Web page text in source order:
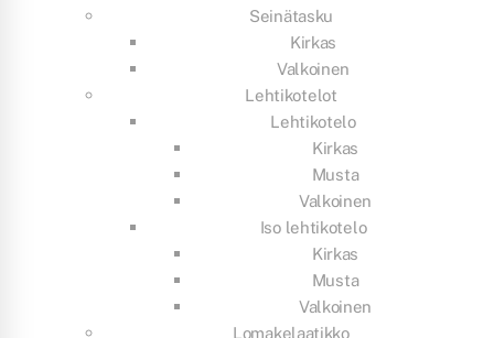
Seinätasku
Kirkas
Valkoinen
Lehtikotelot
Lehtikotelo
Kirkas
Musta
Valkoinen
Iso lehtikotelo
Kirkas
Musta
Valkoinen
Lomakelaatikko